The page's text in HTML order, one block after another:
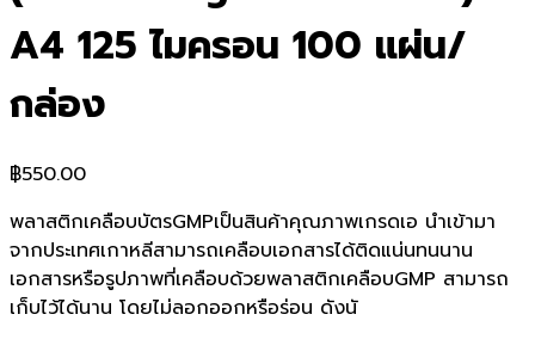
A4 125 ไมครอน 100 แผ่น/
กล่อง
฿550.00
พลาสติกเคลือบบัตรGMPเป็นสินค้าคุณภาพเกรดเอ นำเข้ามา
จากประเทศเกาหลีสามารถเคลือบเอกสารได้ติดแน่นทนนาน
เอกสารหรือรูปภาพที่เคลือบด้วยพลาสติกเคลือบGMP สามารถ
เก็บไว้ได้นาน โดยไม่ลอกออกหรือร่อน ดังนั